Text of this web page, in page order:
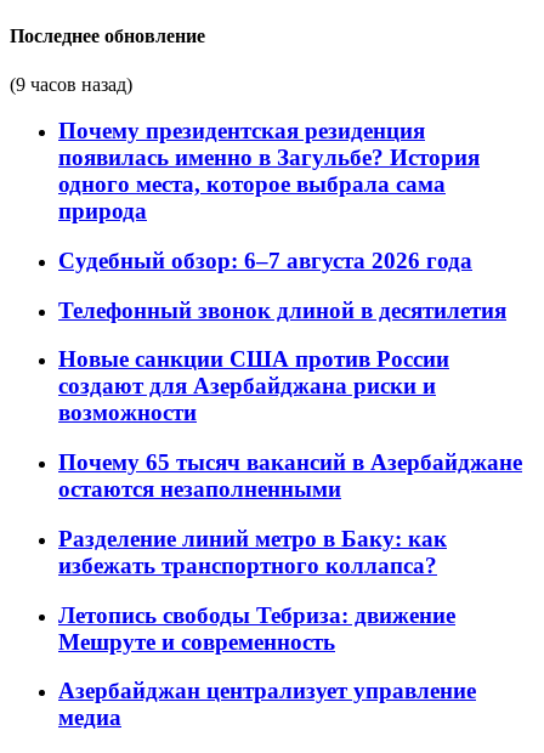
Последнее обновление
(9 часов назад)
Почему президентская резиденция
появилась именно в Загульбе? История
одного места, которое выбрала сама
природа
Судебный обзор: 6–7 августа 2026 года
Телефонный звонок длиной в десятилетия
Новые санкции США против России
создают для Азербайджана риски и
возможности
Почему 65 тысяч вакансий в Азербайджане
остаются незаполненными
Разделение линий метро в Баку: как
избежать транспортного коллапса?
Летопись свободы Тебриза: движение
Мешруте и современность
Азербайджан централизует управление
медиа